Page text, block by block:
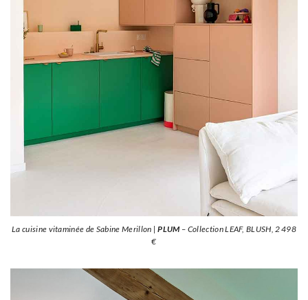
La cuisine vitaminée de Sabine Merillon |PLUM– Collection LEAF, BLUSH, 2 498
€